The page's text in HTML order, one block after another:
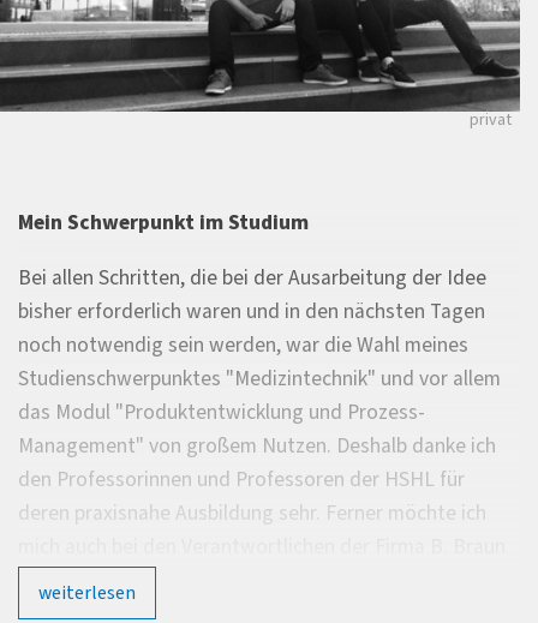
privat
Mein Schwerpunkt im Studium
Bei allen Schritten, die bei der Ausarbeitung der Idee
bisher erforderlich waren und in den nächsten Tagen
noch notwendig sein werden, war die Wahl meines
Studienschwerpunktes "Medizintechnik" und vor allem
das Modul "Produktentwicklung und Prozess-
Management" von großem Nutzen. Deshalb danke ich
den Professorinnen und Professoren der HSHL für
deren praxisnahe Ausbildung sehr. Ferner möchte ich
bedanken, die mir die Teilnahme an dem
Ideenwettbewerb ermöglicht haben. Es ist eine geniale,
weiterlesen